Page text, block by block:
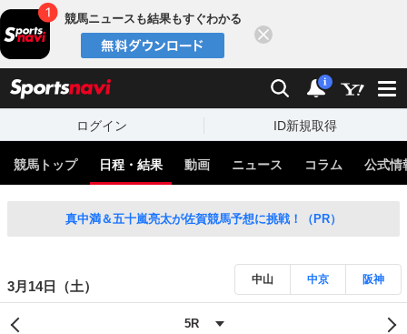
競馬ニュースも結果もすぐわかる
検索 通知
i
ログイン ID新規取得
競馬トップ 日程・結果 動画 ニュース コラム 公式情
真中満＆五十嵐亮太が佐賀競馬予想に挑戦！（PR）
3月14日（土） 中山 中京 阪神